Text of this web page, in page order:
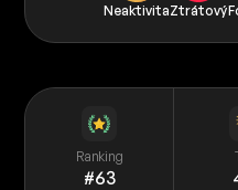
NeaktivitaZtrátový
Ranking
#63